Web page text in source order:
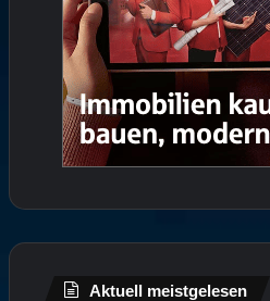
Aktuell meistgelesen